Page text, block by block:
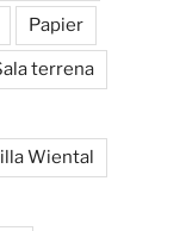
Papier
terrena
Wiental